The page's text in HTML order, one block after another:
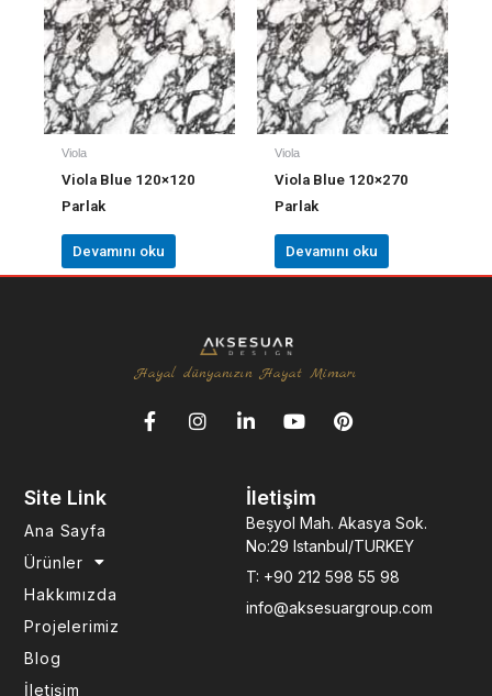
Viola
Viola Blue 120×120
Parlak
Devamını oku
Viola
Viola Blue 120×270
Parlak
Devamını oku
Hayal dünyanızın Hayat Mimarı
F
I
L
e
d
i
n
-
i
n
Y
u
b
e
P
r
e
s
t
Site Link
Ana Sayfa
Ürünler
Hakkımızda
Projelerimiz
Blog
İletişim
İletişim
Beşyol Mah. Akasya Sok.
No:29 Istanbul/TURKEY
T: +90 212 598 55 98
info@aksesuargroup.com